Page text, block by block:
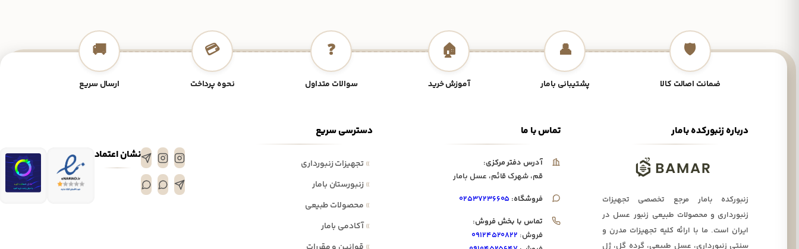
🛡️
ضمانت اصالت کالا
👤
پشتیبانی بامار
🏠
آموزش خرید
❓
سوالات متداول
💳
نحوه پرداخت
🚚
ارسال سریع
نشان اعتماد
دسترسی سریع
»تجهیزات زنبورداری
»زنبورستان بامار
» محصولات طبیعی
»آکادمی بامار
تماس با ما
آدرس دفتر مرکزی:
قم، شهرک قائم، عسل بامار
فروشگاه: ۰۲۵۳۷۲۳۶۶۰۵
تماس با بخش فروش:
فروش: ۰۹۱۲۴۵۲۰۸۲۲
درباره زنبورکده بامار
زنبورکده بامار مرجع تخصصی تجهیزات
زنبورداری و محصولات طبیعی زنبور عسل در
ایران است. ما با ارائه کلیه تجهیزات مدرن و
سنتی زنبورداری، عسل طبیعی، گرده گل، ژل